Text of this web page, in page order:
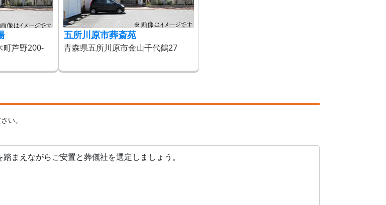
町芦野200-
五所川原市葬斎苑
青森県五所川原市金山千代鶴27
い。
まえながらご安置と葬儀社を選定しましょう。